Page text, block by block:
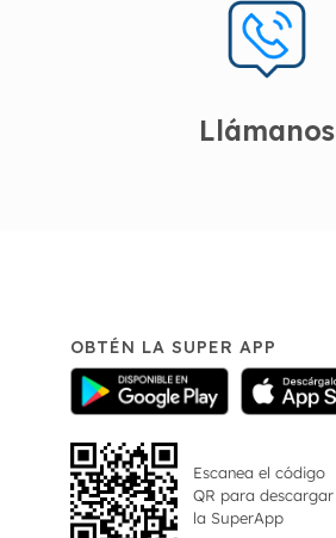
Llámanos
OBTÉN LA SUPER APP
Escanea el código
QR para descargar
la SuperApp